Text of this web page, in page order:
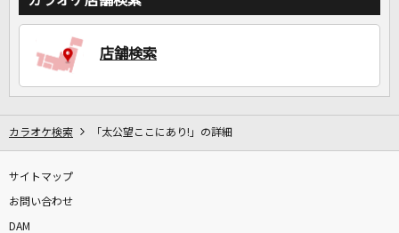
店舗検索
カラオケ検索 「太公望ここにあり!」の詳細
サイトマップ
お問い合わせ
DAM